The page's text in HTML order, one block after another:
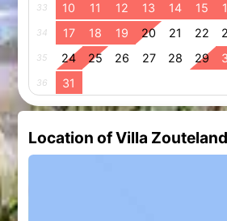
33 10 11 12 13 14 15
34 17 18 19 20 21 22
35 24 25 26 27 28 29
36 31
Location of Villa